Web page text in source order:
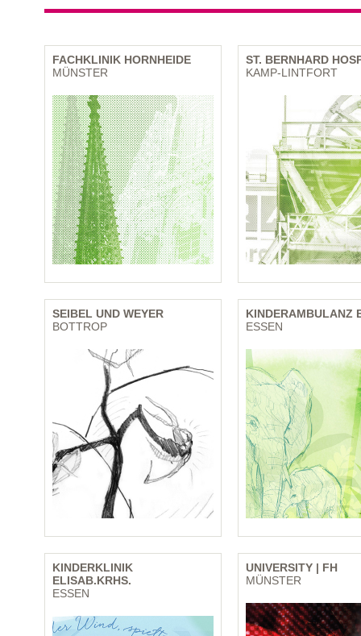
FACHKLINIK HORNHEIDE
MÜNSTER
ST. BERNHARD
KAMP-LINTFORT
SEIBEL UND WEYER
BOTTROP
KINDERAMBULANZ
ESSEN
KINDERKLINIK
ELISAB.KRHS.
ESSEN
UNIVERSITY | FH
MÜNSTER